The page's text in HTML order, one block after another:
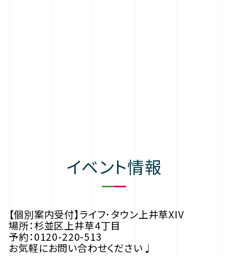
イベント情報
【個別案内受付】ライフ･タウン上井草XIV
場所：杉並区上井草4丁目
予約：0120-220-513
お気軽にお問い合わせください♩